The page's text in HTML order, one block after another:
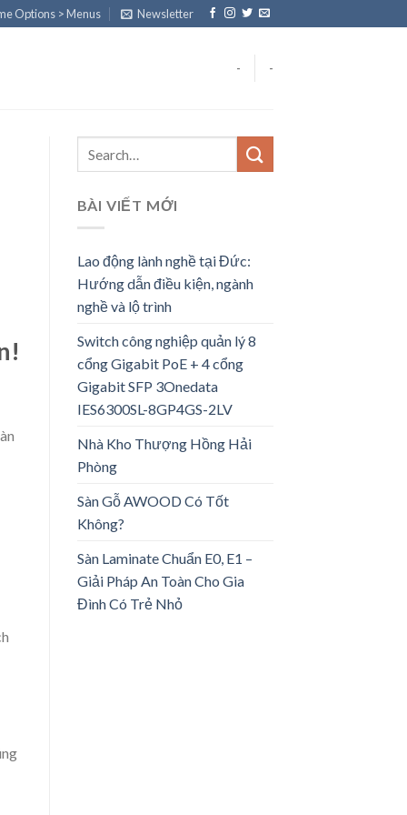
Options > Menus Newsletter
- -
BÀI VIẾT MỚI
Lao động lành nghề tại Đức:
Hướng dẫn điều kiện, ngành
nghề và lộ trình
Switch công nghiệp quản lý 8
cổng Gigabit PoE + 4 cổng
Gigabit SFP 3Onedata
IES6300SL-8GP4GS-2LV
Nhà Kho Thượng Hồng Hải
Phòng
Sàn Gỗ AWOOD Có Tốt
Không?
Sàn Laminate Chuẩn E0, E1 –
Giải Pháp An Toàn Cho Gia
Đình Có Trẻ Nhỏ